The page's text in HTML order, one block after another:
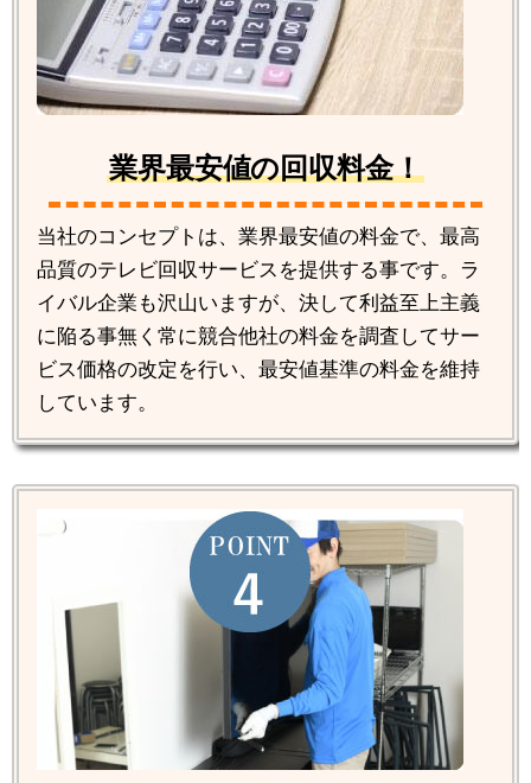
業界最安値の回収料金！
当社のコンセプトは、業界最安値の料金で、最高
品質のテレビ回収サービスを提供する事です。ラ
イバル企業も沢山いますが、決して利益至上主義
に陥る事無く常に競合他社の料金を調査してサー
ビス価格の改定を行い、最安値基準の料金を維持
しています。